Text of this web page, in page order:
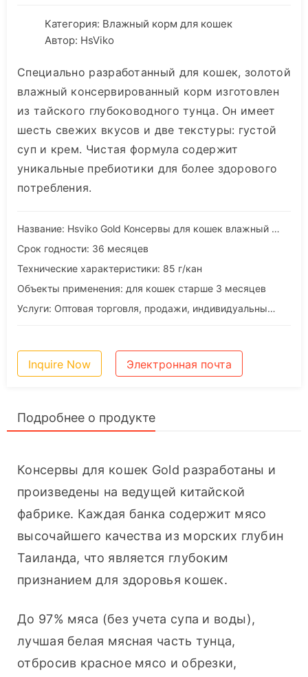
Категория: Влажный корм для кошек
Автор: HsViko
Специально разработанный для кошек, золотой
влажный консервированный корм изготовлен
из тайского глубоководного тунца. Он имеет
шесть свежих вкусов и две текстуры: густой
суп и крем. Чистая формула содержит
уникальные пребиотики для более здорового
потребления.
Название: Hsviko Gold Консервы для кошек влажный корм
Срок годности: 36 месяцев
Технические характеристики: 85 г/кан
Объекты применения: для кошек старше 3 месяцев
Услуги: Оптовая торговля, продажи, индивидуальный подход, OEM и ODM услуги
Inquire Now Электронная почта
Подробнее о продукте
Консервы для кошек Gold разработаны и
произведены на ведущей китайской
фабрике. Каждая банка содержит мясо
высочайшего качества из морских глубин
Таиланда, что является глубоким
признанием для здоровья кошек.
До 97% мяса (без учета супа и воды),
лучшая белая мясная часть тунца,
отбросив красное мясо и обрезки,